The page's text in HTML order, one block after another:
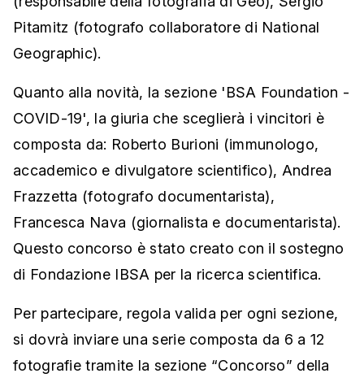
Pitamitz (fotografo collaboratore di National
Geographic).
Quanto alla novità, la sezione 'BSA Foundation -
COVID-19', la giuria che sceglierà i vincitori è
composta da: Roberto Burioni (immunologo,
accademico e divulgatore scientifico), Andrea
Frazzetta (fotografo documentarista),
Francesca Nava (giornalista e documentarista).
Questo concorso è stato creato con il sostegno
di Fondazione IBSA per la ricerca scientifica.
Per partecipare, regola valida per ogni sezione,
si dovrà inviare una serie composta da 6 a 12
fotografie tramite la sezione “Concorso” della